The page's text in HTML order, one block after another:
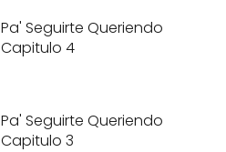
Pa' Seguirte Queriendo
Capitulo 4
Pa' Seguirte Queriendo
Capitulo 3